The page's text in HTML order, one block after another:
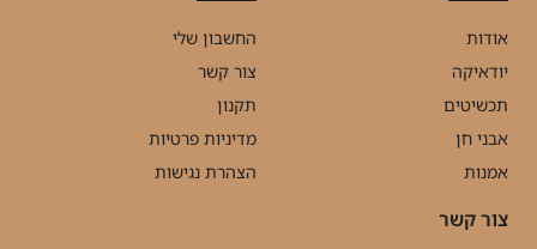
אודות
יודאיקה
תכשיטים
אבני חן
אמנות
החשבון שלי
צור קשר
תקנון
מדיניות פרטיות
הצהרת נגישות
צור קשר